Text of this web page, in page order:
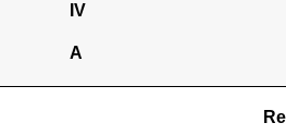
IV
A